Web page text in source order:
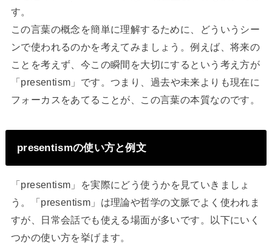
す。
この言葉の概念を簡単に理解するために、どういうシー
ンで使われるのかを考えてみましょう。例えば、将来の
ことを考えず、今この瞬間を大切にするという考え方が
「presentism」です。つまり、過去や未来よりも現在に
フォーカスをあてることが、この言葉の本質なのです。
presentismの使い方と例文
「presentism」を実際にどう使うかを見ていきましょ
う。「presentism」は理論や哲学の文脈でよく使われま
すが、日常会話でも使える場面が多いです。以下にいく
つかの使い方を挙げます。